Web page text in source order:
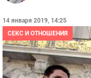
14 января 2019, 14:25
СЕКС И ОТНОШЕНИЯ